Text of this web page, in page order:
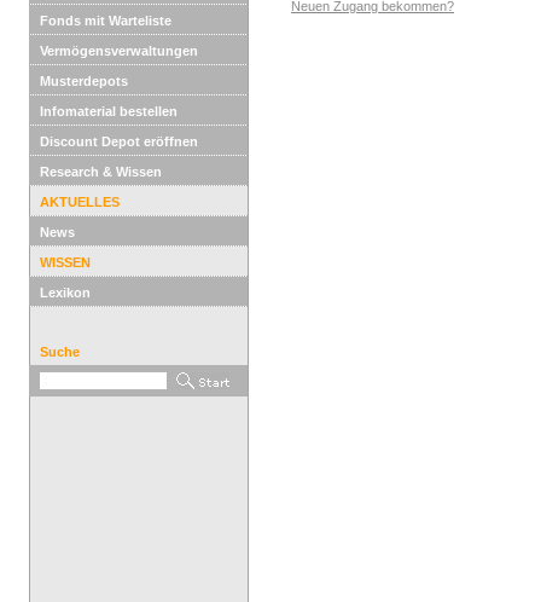
Fonds mit Warteliste
Vermögensverwaltungen
Musterdepots
Infomaterial bestellen
Discount Depot eröffnen
Research & Wissen
AKTUELLES
News
WISSEN
Lexikon
Suche
Neuen Zugang bekommen?